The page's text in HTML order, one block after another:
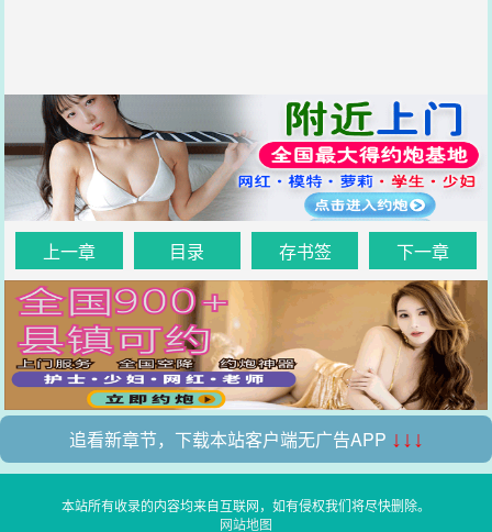
上一章 目录 存书签 下一章
追看新章节，下载本站客户端无广告APP ↓↓↓
本站所有收录的内容均来自互联网，如有侵权我们将尽快删除。
网站地图